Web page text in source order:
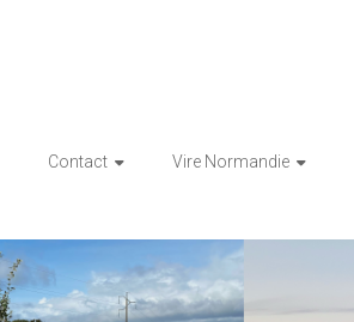
Contact Vire Normandie